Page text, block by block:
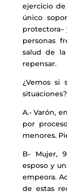
ejercicio
único
personas
salud de
repensar.
¿Vemos si
A.- Varón,
por
menores.
B- Mujer,
esposo y
empeora.
de estas